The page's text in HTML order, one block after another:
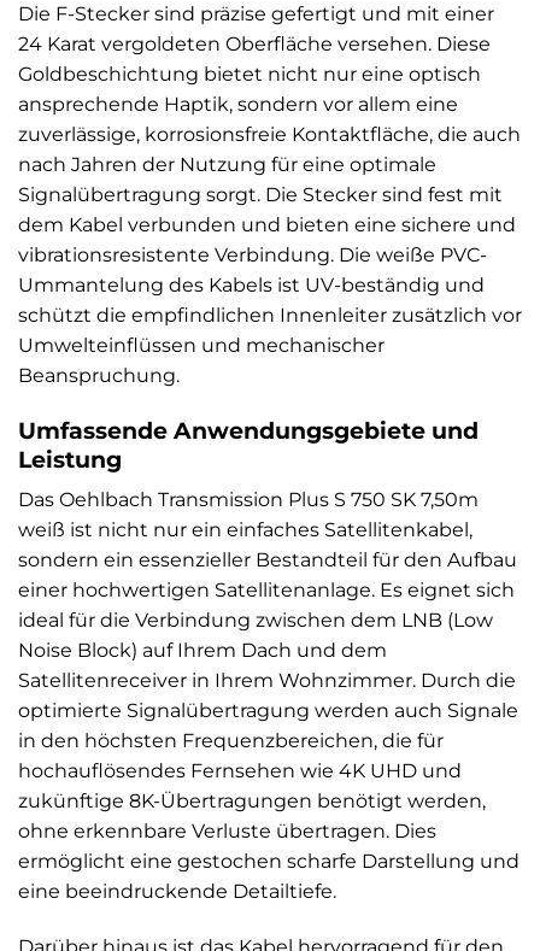
Die F-Stecker sind präzise gefertigt und mit einer
24 Karat vergoldeten Oberfläche versehen. Diese
Goldbeschichtung bietet nicht nur eine optisch
ansprechende Haptik, sondern vor allem eine
zuverlässige, korrosionsfreie Kontaktfläche, die auch
nach Jahren der Nutzung für eine optimale
Signalübertragung sorgt. Die Stecker sind fest mit
dem Kabel verbunden und bieten eine sichere und
vibrationsresistente Verbindung. Die weiße PVC-
Ummantelung des Kabels ist UV-beständig und
schützt die empfindlichen Innenleiter zusätzlich vor
Umwelteinflüssen und mechanischer
Beanspruchung.
Umfassende Anwendungsgebiete und
Leistung
Das Oehlbach Transmission Plus S 750 SK 7,50m
weiß ist nicht nur ein einfaches Satellitenkabel,
sondern ein essenzieller Bestandteil für den Aufbau
einer hochwertigen Satellitenanlage. Es eignet sich
ideal für die Verbindung zwischen dem LNB (Low
Noise Block) auf Ihrem Dach und dem
Satellitenreceiver in Ihrem Wohnzimmer. Durch die
optimierte Signalübertragung werden auch Signale
in den höchsten Frequenzbereichen, die für
hochauflösendes Fernsehen wie 4K UHD und
zukünftige 8K-Übertragungen benötigt werden,
ohne erkennbare Verluste übertragen. Dies
ermöglicht eine gestochen scharfe Darstellung und
eine beeindruckende Detailtiefe.